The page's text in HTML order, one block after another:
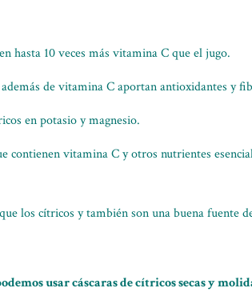
hasta 10 veces más vitamina C que el jugo.
de vitamina C aportan antioxidantes y
en potasio y magnesio.
contienen vitamina C y otros nutrientes
los cítricos y también son una buena fuente
usar cáscaras de cítricos secas y